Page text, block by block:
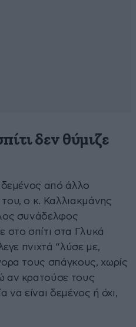
δεν θύμιζε
δεμένος από άλλο
ο κ. Καλλιακμάνης
συνάδελφος
στο σπίτι στα Γλυκά
πνιχτά “λύσε με,
τους σπάγκους, χωρίς
αν κρατούσε τους
να είναι δεμένος ή όχι,